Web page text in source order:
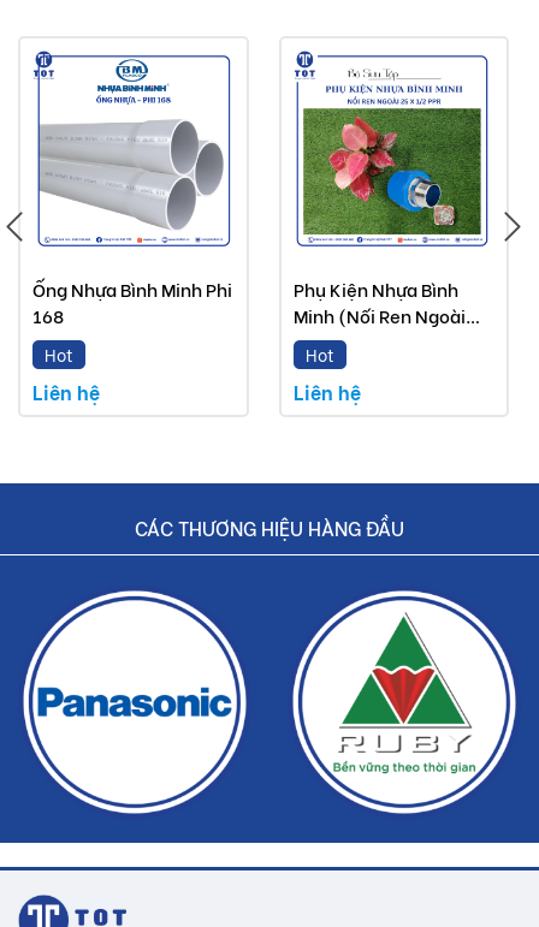
Ống Nhựa Bình Minh Phi
168
Hot
Liên hệ
Phụ Kiện Nhựa Bình
Minh (Nối Ren Ngoài
PPR)
Hot
Liên hệ
CÁC THƯƠNG HIỆU HÀNG ĐẦU